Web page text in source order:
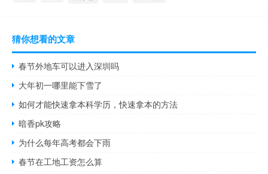
猜你想看的文章
春节外地车可以进入深圳吗
大年初一哪里能下雪了
如何才能快速拿本科学历，快速拿本的方法
暗香pk攻略
为什么每年高考都会下雨
春节在工地工资怎么算